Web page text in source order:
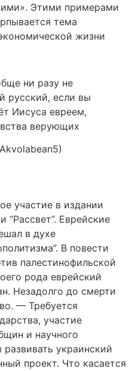
Этими примерами
тема
жизни
ни разу не
русский, если вы
Иисуса евреем,
верующих
участие в издании
“Рассвет”. Еврейские
в духе
В повести
палестинофильской
рода еврейский
Незадолго до смерти
— Требуется
участие
и научного
украинский
проект. Что касается